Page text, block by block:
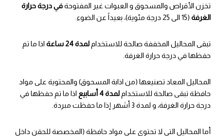
تخزن الأقراص والمسحوق و العبوات غير المفتوحةفي درجة حرارة
الغرفة (15 الى 25 درجة مئوية)، بعيداً عن الضوء.
تبقى المحاليل المخففة صالحة للاستخدام لمدة 24 ساعة
اذا ما تم
حفظها في درجة حرارة الغرفة.
المحاليل المعاد تصنيعها (من اذابة المسحوق) والمحتوية على مواد
حافظة تبقى صالحة للاستخدام لمدة 4 أسابيع
اذا ما تم حفظها في
درجة حرارة الغرفة، و لمدة 3 أشهر إذا ما حفظت مبردة.
أما المحاليل التي لا تحتوي على مواد حافظة (المخصصة للحقن داخل